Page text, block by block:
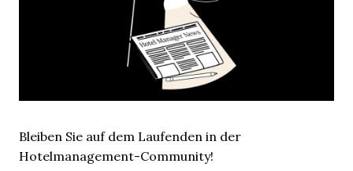
Bleiben Sie auf dem Laufenden in der
Hotelmanagement-Community!